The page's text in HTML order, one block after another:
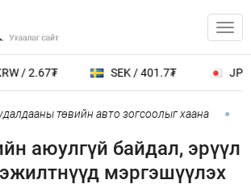
/ 2.67₮ SEK / 401.7₮ JPY /
төвийн авто зогсоолыг хаана
аюулгүй байдал, эрүүл
мэргэшүүлэх